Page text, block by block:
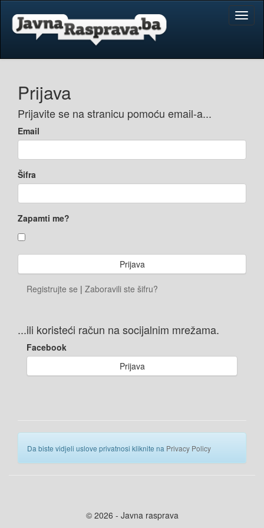
Prijava
Prijavite se na stranicu pomoću email-a...
Email
Šifra
Zapamti me?
Registrujte se | Zaboravili ste šifru?
...ili koristeći račun na socijalnim mrežama.
Facebook
Prijava
Da biste vidjeli uslove privatnosi kliknite na Privacy Policy
© 2026 - Javna rasprava